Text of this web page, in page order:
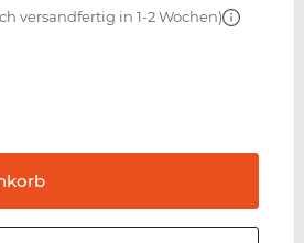
versandfertig in 1-2 Wochen)